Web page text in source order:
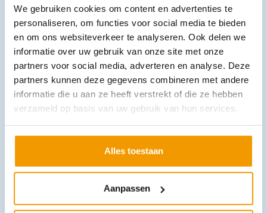
We gebruiken cookies om content en advertenties te
personaliseren, om functies voor social media te bieden
en om ons websiteverkeer te analyseren. Ook delen we
informatie over uw gebruik van onze site met onze
partners voor social media, adverteren en analyse. Deze
partners kunnen deze gegevens combineren met andere
informatie die u aan ze heeft verstrekt of die ze hebben
verzameld op basis van uw gebruik van hun services.
Alles toestaan
Aanpassen
Hansaplast Sensitive XXL pleister met zilver doosje 5 strips
6,16
5.65 excl. btw
In winkelwagen
Uitverkocht
Klinion personal care handzeep vloeibaar mild PH 5,0
€4,60 incl. btw